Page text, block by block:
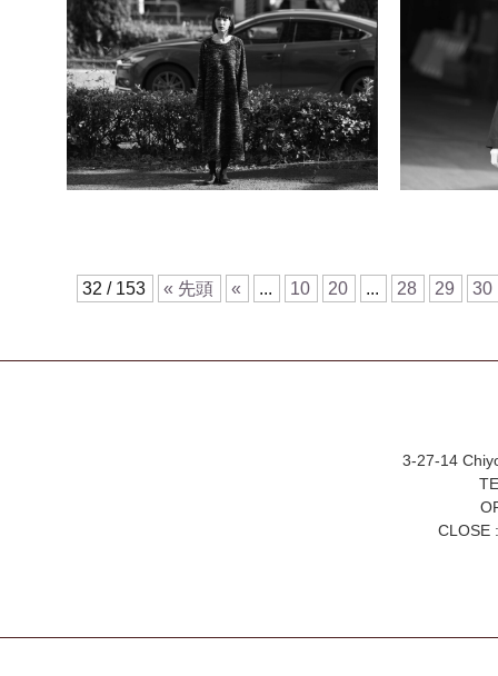
32 / 153 « 先頭 « ... 10 20 ... 28 29 30
3-27-14
CLOSE